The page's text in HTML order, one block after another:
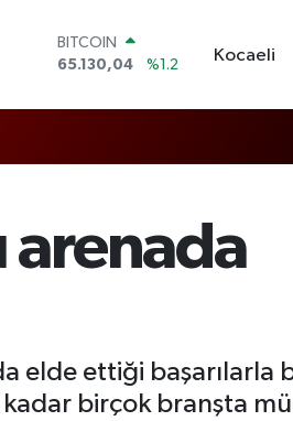
DOLAR
47,7106
%0.17
55,1652
%0.27
13.773
%-19
BITCOIN
Kocaeli
arenada
elde ettiği başarılarla
birçok branşta